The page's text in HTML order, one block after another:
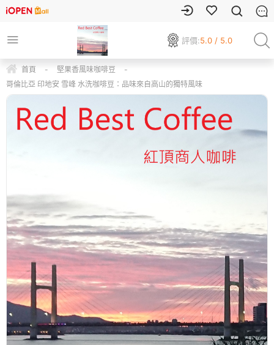
評價:5.0 / 5.0
首頁 - 堅果香風味咖啡豆
-
哥倫比亞 印地安 雪峰 水洗咖啡豆：品味來自高山的獨特風味